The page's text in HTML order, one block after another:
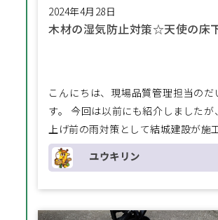
2024年4月28日
木材の湿気防止対策☆天使の床
こんにちは、現場品質管理担当のだ
す。 今回は以前にも紹介しましたが
上げ前の雨対策として結城建設が施
ユウキリン